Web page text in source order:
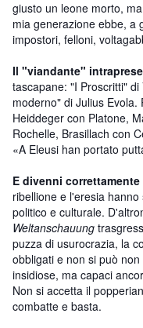
giusto un leone morto,
mia generazione ebbe, a
impostori, felloni,
Il "viandante" intraprese
tascapane: "I Proscritti"
moderno" di Julius
Heiddeger con Platone,
Rochelle, Brasillach con
«A Eleusi han portato
E divenni correttamente
ribellione e l'eresia
politico e culturale.
Weltanschauung
puzza di usurocrazia, la
obbligati e non si può
insidiose, ma capaci
Non si accetta il
combatte e basta.